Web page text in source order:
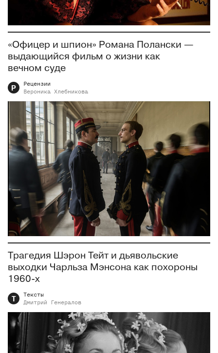
«Офицер и шпион» Романа Полански —
выдающийся фильм о жизни как
вечном суде
Р
Рецензии
Вероника
Хлебникова
Трагедия Шэрон Тейт и дьявольские
выходки Чарльза Мэнсона как похороны
1960-х
Т
Тексты
Дмитрий
Генералов